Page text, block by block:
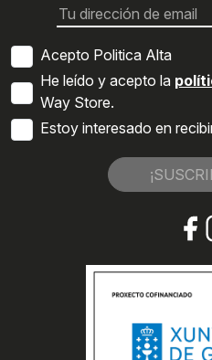
Acepto Politica Alta
He leído y acepto la
Way Store.
Estoy interesado en